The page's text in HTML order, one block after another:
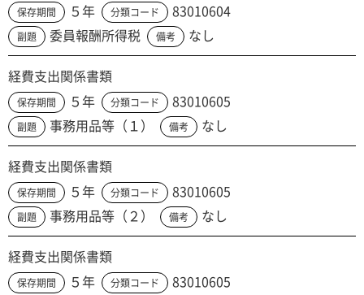
保存期間 ５年 分類コード 83010604
副題 委員報酬所得税 備考 なし
経費支出関係書類
保存期間 ５年 分類コード 83010605
副題 事務用品等（１） 備考 なし
経費支出関係書類
保存期間 ５年 分類コード 83010605
副題 事務用品等（２） 備考 なし
経費支出関係書類
保存期間 ５年 分類コード 83010605